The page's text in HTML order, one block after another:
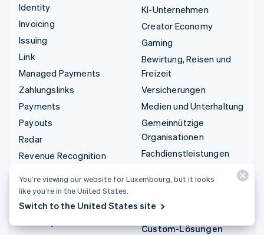
Identity
Invoicing
Issuing
Link
Managed Payments
Zahlungslinks
Payments
Payouts
Radar
Revenue Recognition
Tax
Terminal
KI-Unternehmen
Creator Economy
Gaming
Bewirtung, Reisen und
Freizeit
Versicherungen
Medien und Unterhaltung
Gemeinnützige
Organisationen
Fachdienstleistungen
Einzelhandel
Custom-Lösungen
You’re viewing our website for Luxembourg, but it looks
like you’re in the United States.
Switch to the United States site